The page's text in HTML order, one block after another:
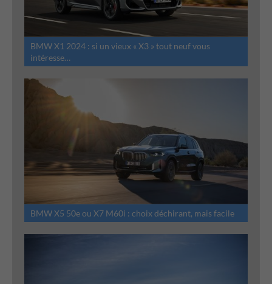
BMW X1 2024 : si un vieux « X3 » tout neuf vous
intéresse…
BMW X5 50e ou X7 M60i : choix déchirant, mais facile